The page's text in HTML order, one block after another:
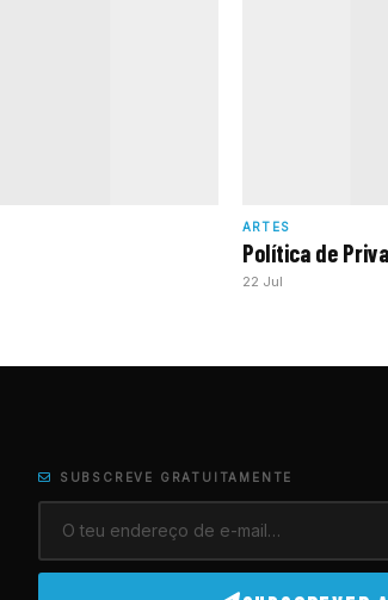
ARTES
Política de
22 Jul
SUBSCREVE GRATUITAMENTE